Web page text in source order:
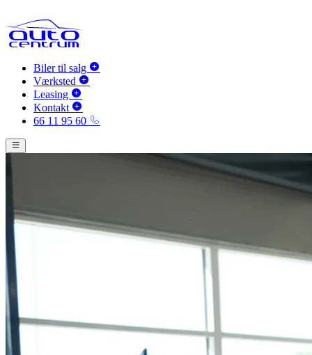
Biler til salg
Værksted
Leasing
Kontakt
66 11 95 60